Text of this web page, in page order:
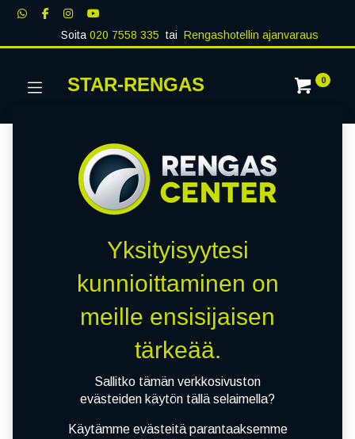
Soita020 7558 335 tai Rengashotellin ajanvaraus
STAR-RENGAS 0
Yksityisyytesi
kunnioittaminen on
meille ensisijaisen
tärkeää.
Sallitko tämän verkkosivuston
evästeiden käytön tällä selaimella?
Käytämme evästeitä parantaaksemme